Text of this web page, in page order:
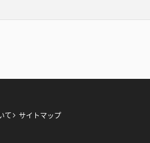
て サイトマップ